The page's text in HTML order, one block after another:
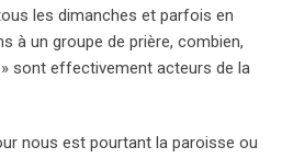
les dimanches et parfois en
à un groupe de prière, combien,
» sont effectivement acteurs de la
nous est pourtant la paroisse ou